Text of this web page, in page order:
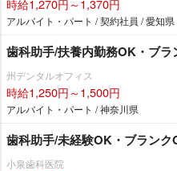
時給1,270円～1,370円
アルバイト・パート / 契約社員 / 愛知県
歯科助手/扶養内勤務OK・ブラ
州デンタルオフィス
時給1,250円～1,500円
アルバイト・パート / 神奈川県
歯科助手/未経験OK・ブランク
小泉歯科医院